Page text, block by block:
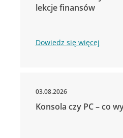
lekcje finansów
Dowiedz się więcej
03.08.2026
Konsola czy PC – co